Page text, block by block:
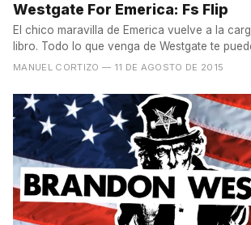
Westgate For Emerica: Fs Flip
El chico maravilla de Emerica vuelve a la
libro. Todo lo que venga de Westgate te
MANUEL CORTIZO — 11 DE AGOSTO DE 2015